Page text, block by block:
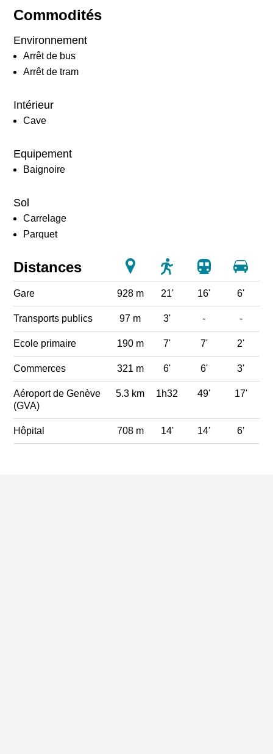
Commodités
Environnement
Arrêt de bus
Arrêt de tram
Intérieur
Cave
Equipement
Baignoire
Sol
Carrelage
Parquet
Distances
Gare 928 m 21' 16' 6'
Transports publics 97 m 3' - -
Ecole primaire 190 m 7' 7' 2'
Commerces 321 m 6' 6' 3'
Aéroport de Genève
(GVA)
5.3 km 1h32 49' 17'
Hôpital 708 m 14' 14' 6'